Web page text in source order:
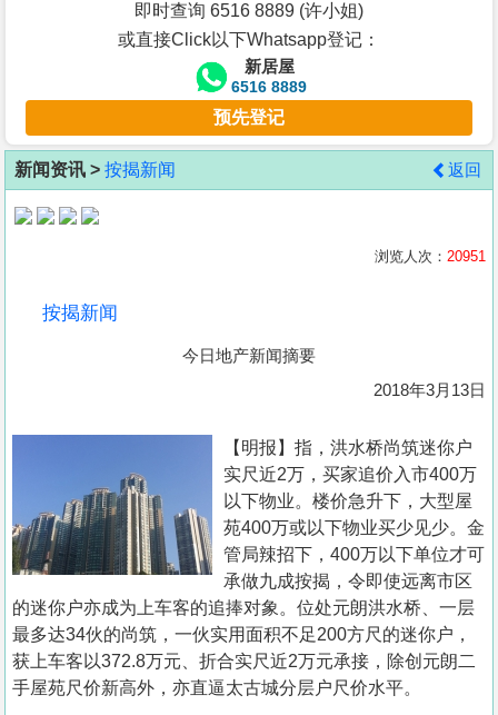
客
地
产
手
册
关
於
我
们
即时查询 6516 8889 (许小姐)
或直接Click以下Whatsapp登记：
新居屋
6516 8889
预先登记
新闻资讯 > 按揭新闻 返回
浏览人次： 20951
按揭新闻
今日地产新闻摘要
2018年3月13日
【明报】指，洪水桥尚筑迷你户
实尺近2万，买家追价入市400万
以下物业。楼价急升下，大型屋
苑400万或以下物业买少见少。金
管局辣招下，400万以下单位才可
承做九成按揭，令即使远离市区
的迷你户亦成为上车客的追捧对象。位处元朗洪水桥、一层
最多达34伙的尚筑，一伙实用面积不足200方尺的迷你户，
获上车客以372.8万元、折合实尺近2万元承接，除创元朗二
手屋苑尺价新高外，亦直逼太古城分层户尺价水平。